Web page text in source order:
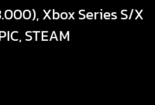
Xbox Series S/X
STEAM